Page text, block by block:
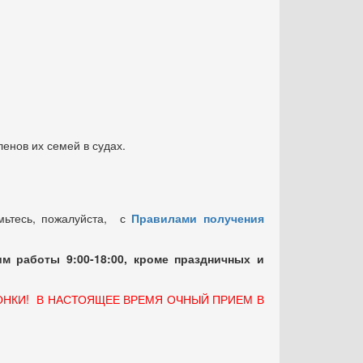
их семей в судах.
пожалуйста, с Правилами получения
работы 9:00-18:00, кроме праздничных и
В НАСТОЯЩЕЕ ВРЕМЯ ОЧНЫЙ ПРИЕМ В